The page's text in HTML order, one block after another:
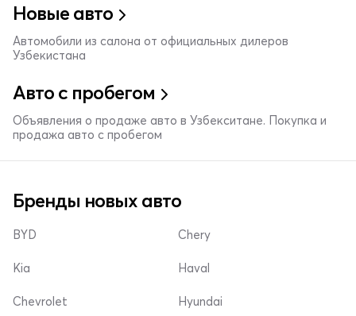
Новые авто
Автомобили из салона от официальных дилеров
Узбекистана
Авто с пробегом
Объявления о продаже авто в Узбекситане. Покупка и
продажа авто с пробегом
Бренды новых авто
BYD
Kia
Chevrolet
Chery
Haval
Hyundai